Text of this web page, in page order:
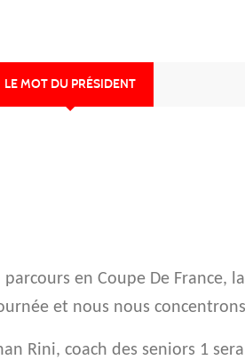
LE MOT DU PRÉSIDENT
en Coupe De France,
et nous nous
Rini, coach des seniors 1